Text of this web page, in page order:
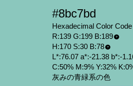
#8bc7bd
Hexadecimal Color Code
R:139 G:199 B:189
H:170 S:30 B:78
L*:76.07 a*:-21.38 b*:-
C:50% M:9% Y:32%
灰みの青緑系の色